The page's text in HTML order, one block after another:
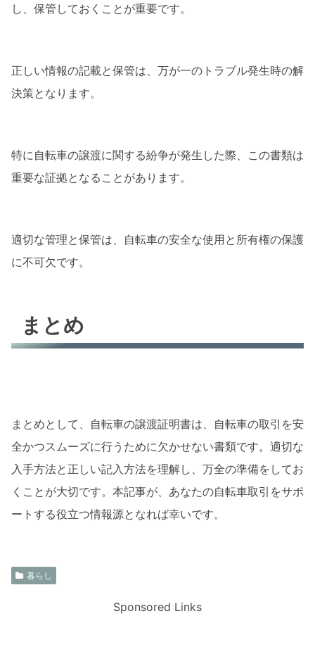
し、保管しておくことが重要です。
正しい情報の記載と保管は、万が一のトラブル発生時の解
決策となります。
特に自転車の譲渡に関する紛争が発生した際、この書類は
重要な証拠となることがあります。
適切な管理と保管は、自転車の安全な使用と所有権の保護
に不可欠です。
まとめ
まとめとして、自転車の譲渡証明書は、自転車の取引を安
全かつスムーズに行うために欠かせない書類です。適切な
入手方法と正しい記入方法を理解し、万全の準備をしてお
くことが大切です。本記事が、あなたの自転車取引をサポ
ートする役立つ情報源となれば幸いです。
暮らし
Sponsored Links